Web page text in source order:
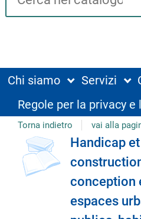
Chi siamo Servizi
Regole per la privacy
Torna indietro vai alla
Dettaglio
del
documento
Handicap et
conception
espaces